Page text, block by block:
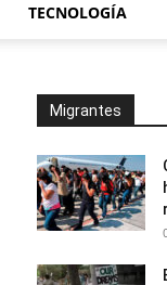
TECNOLOGÍA
Migrantes